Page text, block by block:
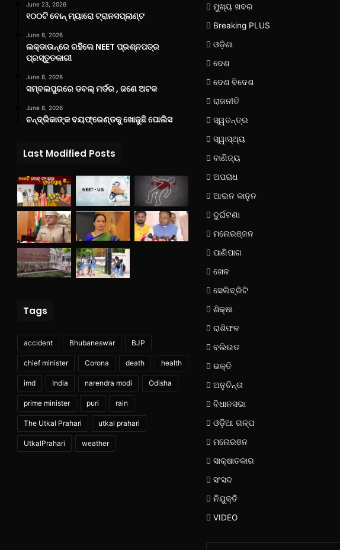
June 23, 2026
୧୦୦ଟି ବୋନ୍ ମ୍ୟାରୋ ଟ୍ରାନସପ୍ଲାଣ୍ଟ
June 8, 2026
ଲକ୍‌ଡାଉନ୍‌ରେ ରହିଲେ NEET ପ୍ରଶ୍ନପତ୍ର
ପ୍ରସ୍ତୁତକାରୀ
June 8, 2026
ସମ୍ବଲପୁରରେ ଡବଲ୍ ମର୍ଡର , ଜଣେ ଅଟକ
June 8, 2026
ଚନ୍ଦ୍ରିକାଙ୍କ ବୟଫ୍ରେଣ୍ଡକୁ ଖୋଜୁଛି ପୋଲିସ
Last Modified Posts
Tags
accident Bhubaneswar BJP
chief minister Corona death health
imd India narendra modi Odisha
prime minister puri rain
The Utkal Prahari utkal prahari
UtkalPrahari weather
ମୁଖ୍ୟ ଖବର
Breaking PLUS
ଓଡ଼ିଶା
ଦେଶ
ଦେଶ ବିଦେଶ
ରାଜନୀତି
ସ୍ୱତନ୍ତ୍ର
ସ୍ୱାସ୍ଥ୍ୟ
ବାଣିଜ୍ୟ
ଅପରାଧ
ଆଇନ କାନୁନ
ଦୁର୍ଘଟଣା
ମନୋରଞ୍ଜନ
ପାଣିପାଗ
ଖେଳ
ସେଲିବ୍ରିଟି
ଶିକ୍ଷା
ରାଶିଫଳ
ବଲିଉଡ
ଭକ୍ତି
ଅନୁଚିନ୍ତା
ବିଧାନସଭା
ଓଡ଼ିଆ ଗଳ୍ପ
ମନୋରଞନ
ସାକ୍ଷାତକାର
ସଂସଦ
ନିଯୁକ୍ତି
VIDEO